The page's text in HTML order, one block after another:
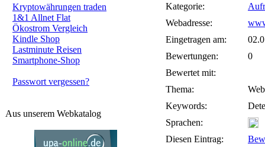
Kryptowährungen traden
1&1 Allnet Flat
Ökostrom Vergleich
Kindle Shop
Lastminute Reisen
Smartphone-Shop
Passwort vergessen?
Aus unserem Webkatalog
Kategorie:
Webadresse:
Eingetragen am:
Bewertungen:
0
Bewertet mit:
Thema:
Keywords:
Sprachen:
Diesen Eintrag: